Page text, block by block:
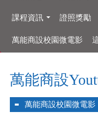
課程資訊 證照獎勵
萬能商設校園微電影
萬能商設
萬能商設校園微電影